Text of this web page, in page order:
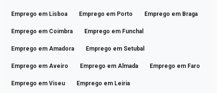
Emprego em Lisboa Emprego em Porto Emprego em Braga
Emprego em Coimbra Emprego em Funchal
Emprego em Amadora Emprego em Setubal
Emprego em Aveiro Emprego em Almada Emprego em Faro
Emprego em Viseu Emprego em Leiria